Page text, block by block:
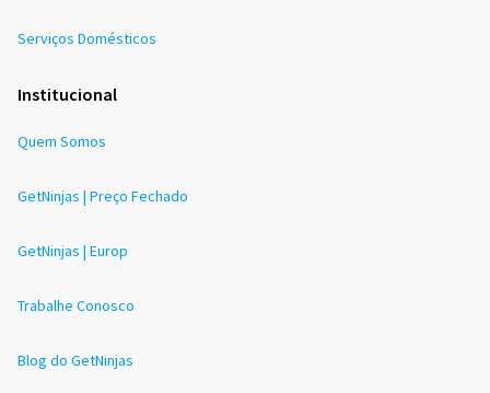
Serviços Domésticos
Institucional
Quem Somos
GetNinjas | Preço Fechado
GetNinjas | Europ
Trabalhe Conosco
Blog do GetNinjas